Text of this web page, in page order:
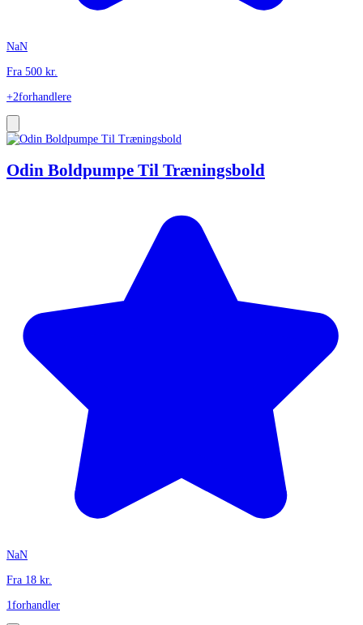
NaN
Fra 500 kr.
+2forhandlere
Odin Boldpumpe Til Træningsbold
NaN
Fra 18 kr.
1forhandler